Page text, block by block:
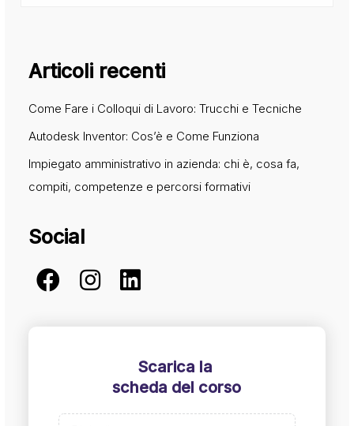
Articoli recenti
Come Fare i Colloqui di Lavoro: Trucchi e Tecniche
Autodesk Inventor: Cos’è e Come Funziona
Impiegato amministrativo in azienda: chi è, cosa fa,
compiti, competenze e percorsi formativi
Social
Scarica la
scheda del corso